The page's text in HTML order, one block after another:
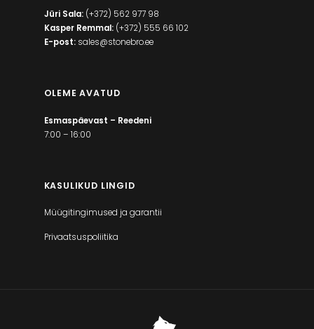
Jüri Sala: (+372) 562 977 98
Kasper Remmal: (+372) 555 66 102
E-post: sales@stonebro.ee
OLEME AVATUD
Esmaspäevast – Reedeni
7:00 – 16:00
KASULIKUD LINGID
Müügitingimused ja garantii
Privaatsuspoliitika